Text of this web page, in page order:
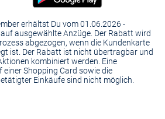
erhältst Du vom 01.06.2026 -
ausgewählte Anzüge. Der Rabatt wird
abgezogen, wenn die Kundenkarte
ist. Der Rabatt ist nicht übertragbar und
kombiniert werden. Eine
Shopping Card sowie die
Einkäufe sind nicht möglich.